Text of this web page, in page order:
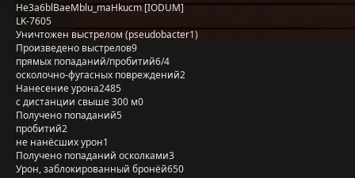
He3a6blBaeMblu_maHkucm [IODUM]
LK-7605
Уничтожен выстрелом (pseudobacter1)
Произведено выстрелов9
прямых попаданий/пробитий6/4
осколочно-фугасных повреждений2
Нанесение урона2485
с дистанции свыше 300 м0
Получено попаданий5
пробитий2
не нанёсших урон1
Получено попаданий осколками3
Урон, заблокированный бронёй650